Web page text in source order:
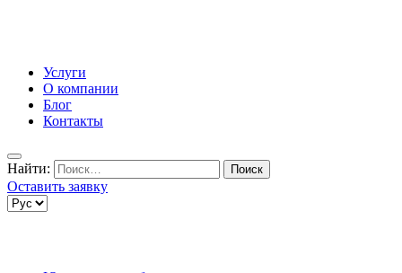
Услуги
О компании
Блог
Контакты
Найти:
Оставить заявку